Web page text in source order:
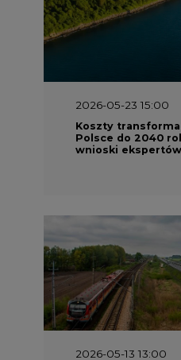
2026-05-23 15:00
Koszty
Polsce do 2040
wnioski ekspertów
2026-05-13 13:00